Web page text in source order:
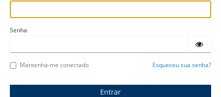
Senha
Mantenha-me conectado Esqueceu sua senha?